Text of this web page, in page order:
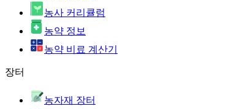
농사 커리큘럼
농약 정보
농약 비료 계산기
장터
농자재 장터